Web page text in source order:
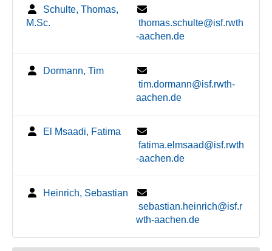
Schulte, Thomas,
M.Sc.
thomas.schulte@isf.rwth
-aachen.de
Dormann, Tim
tim.dormann@isf.rwth-
aachen.de
El Msaadi, Fatima
fatima.elmsaad@isf.rwth
-aachen.de
Heinrich, Sebastian
sebastian.heinrich@isf.r
wth-aachen.de